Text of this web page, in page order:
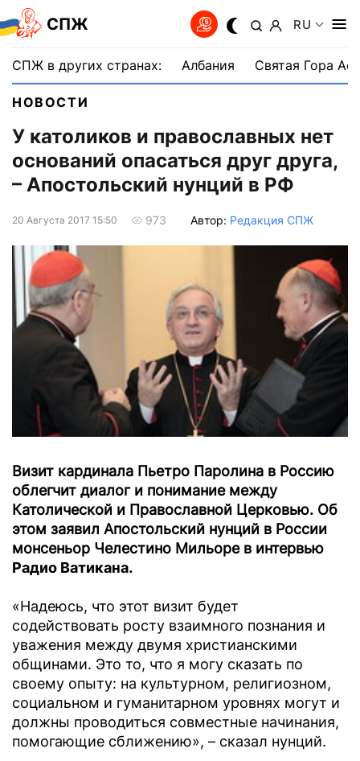
СПЖ RU
СПЖ в других странах: Албания Святая Гора
НОВОСТИ
У католиков и православных нет
оснований опасаться друг друга,
– Апостольский нунций в РФ
20 Августа 2017 15:50 973 Автор: Редакция СПЖ
Визит кардинала Пьетро Паролина в Россию
облегчит диалог и понимание между
Католической и Православной Церковью. Об
этом заявил Апостольский нунций в России
монсеньор Челестино Мильоре в интервью
Радио Ватикана.
«Надеюсь, что этот визит будет
содействовать росту взаимного познания и
уважения между двумя христианскими
общинами. Это то, что я могу сказать по
своему опыту: на культурном, религиозном,
социальном и гуманитарном уровнях могут и
должны проводиться совместные начинания,
помогающие сближению», – сказал нунций.